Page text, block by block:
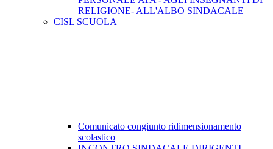
RELIGIONE- ALL'ALBO SINDACALE
CISL SCUOLA
Comunicato congiunto ridimensionamento
scolastico